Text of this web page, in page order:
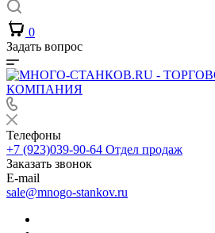
0
Задать вопрос
Телефоны
+7 (923)039-90-64 Отдел продаж
Заказать звонок
E-mail
sale@mnogo-stankov.ru